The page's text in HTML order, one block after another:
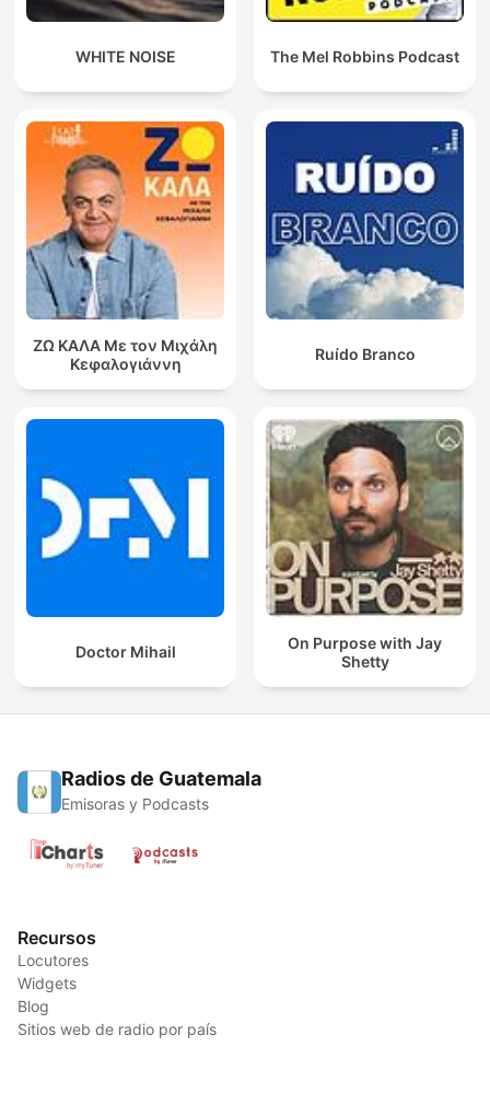
WHITE NOISE The Mel Robbins Podcast
ΖΩ ΚΑΛΑ Με τον Μιχάλη
Κεφαλογιάννη
Ruído Branco
Doctor Mihail
On Purpose with Jay
Shetty
Radios de Guatemala
Emisoras y Podcasts
Recursos
Locutores
Widgets
Blog
Sitios web de radio por país